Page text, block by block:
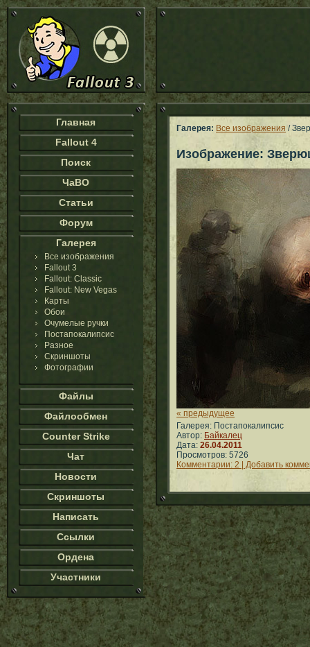
Главная
Fallout 4
Поиск
ЧаВО
Статьи
Форум
Галерея
Все изображения
Fallout 3
Fallout: Classic
Fallout: New Vegas
Карты
Обои
Очумелые ручки
Постапокалипсис
Разное
Скриншоты
Фотографии
Файлы
Файлообмен
Counter Strike
Чат
Новости
Скриншоты
Написать
Ссылки
Ордена
Участники
Галерея: Все изображения /
Изображение:
« предыдущее
Галерея: Постапокалипсис
Автор: Байкалец
Дата: 26.04.2011
Просмотров: 5726
Комментарии: 2 | Добавить